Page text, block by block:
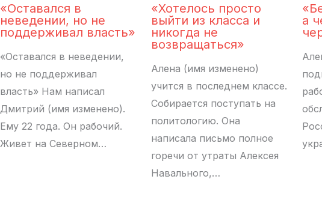
«Оставался в
неведении, но не
поддерживал власть»
«Оставался в неведении,
но не поддерживал
власть» Нам написал
Дмитрий (имя изменено).
Ему 22 года. Он рабочий.
Живет на Северном…
«Хотелось просто
выйти из класса и
никогда не
возвращаться»
Алена (имя изменено)
учится в последнем классе.
Собирается поступать на
политологию. Она
написала письмо полное
горечи от утраты Алексея
Навального,…
а